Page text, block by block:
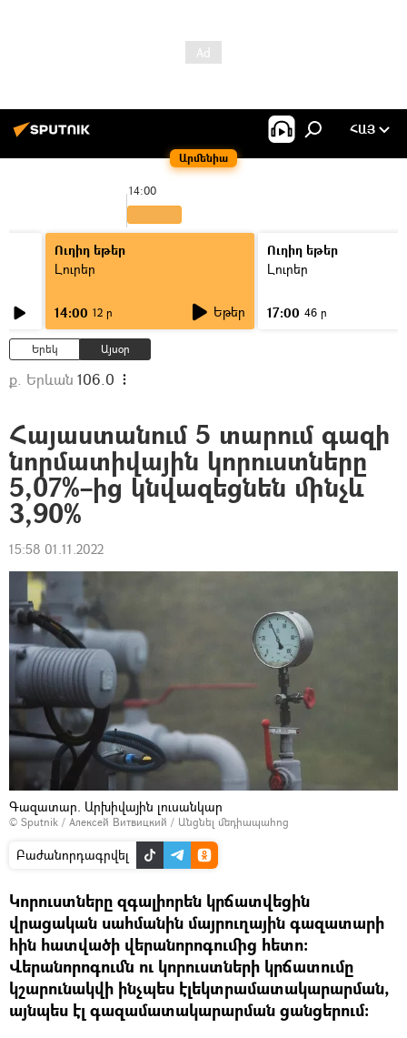
Արմենիա
ՀԱՅ
14:00
Ուղիղ եթեր
Լուրեր
14:00 12 ր Եթեր
Ուղիղ եթեր
Լուրեր
17:00 46 ր
Երեկ Այսօր
ք. Երևան 106.0
Հայաստանում 5 տարում գազի
նորմատիվային կորուստները
5,07%–ից կնվազեցնեն մինչև
3,90%
15:58 01.11.2022
Գազատար. Արխիվային լուսանկար
© Sputnik / Алексей Витвицкий / Անցնել մեդիապահոց
Բաժանորդագրվել
Կորուստները զգալիորեն կրճատվեցին
վրացական սահմանին մայրուղային գազատարի
հին հատվածի վերանորոգումից հետո։
Վերանորոգումն ու կորուստների կրճատումը
կշարունակվի ինչպես էլեկտրամատակարարման,
այնպես էլ գազամատակարարման ցանցերում։